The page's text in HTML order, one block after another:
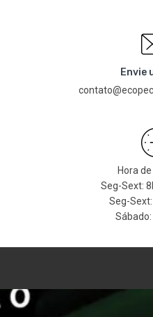
Envie
Hora
Seg-Sext:
Seg-